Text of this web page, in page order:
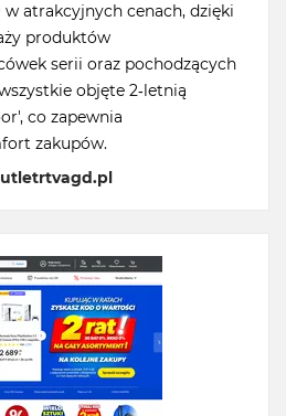
atrakcyjnych cenach, dzięki
produktów
serii oraz pochodzących
objęte 2-letnią
co zapewnia
zakupów.